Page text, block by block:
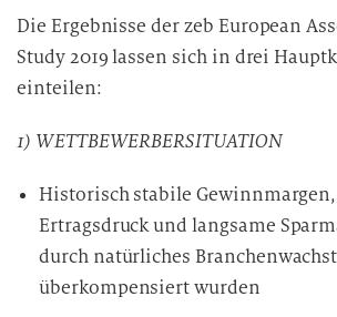
Die Ergebnisse der zeb European
Study 2019 lassen sich in drei
einteilen:
1) WETTBEWERBERSITUATION
Historisch stabile
Ertragsdruck und langsame
durch natürliches
überkompensiert wurden